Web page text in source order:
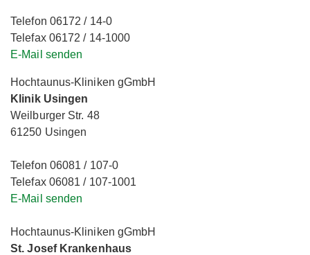
Telefon 06172 / 14-0
Telefax 06172 / 14-1000
E-Mail senden
Hochtaunus-Kliniken gGmbH
Klinik Usingen
Weilburger Str. 48
61250 Usingen
Telefon 06081 / 107-0
Telefax 06081 / 107-1001
E-Mail senden
Hochtaunus-Kliniken gGmbH
St. Josef Krankenhaus